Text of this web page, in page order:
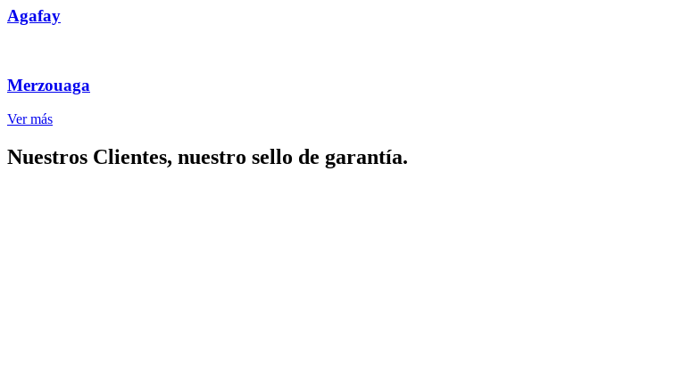
Agafay
Merzouaga
Ver más
Nuestros Clientes, nuestro sello de garantía.